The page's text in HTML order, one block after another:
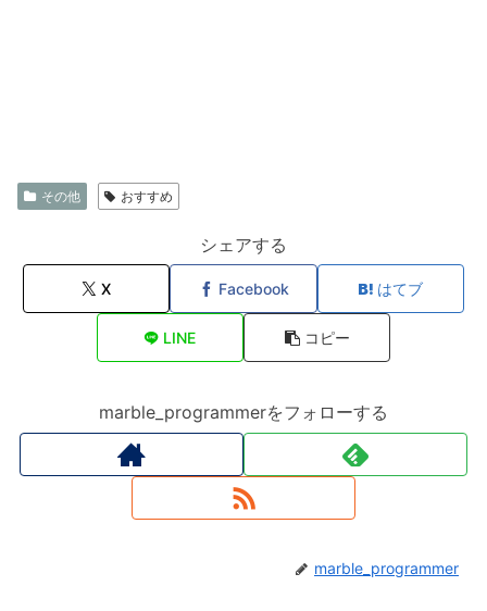
その他 おすすめ
シェアする
X Facebook はてブ
LINE コピー
marble_programmerをフォローする
marble_programmer